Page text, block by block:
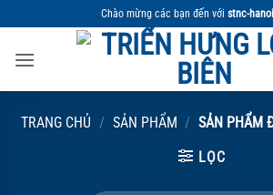
qua
nội
Chào mừng các bạn đến với stnc-
TRANG CHỦ / SẢN PHẨM / SẢN PHẨM
LỌC